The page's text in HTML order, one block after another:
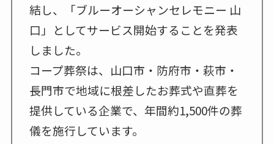
結し、「ブルーオーシャンセレモニー 山
口」としてサービス開始することを発表
しました。
コープ葬祭は、山口市・防府市・萩市・
長門市で地域に根差したお葬式や直葬を
提供している企業で、年間約1,500件の葬
儀を施行しています。